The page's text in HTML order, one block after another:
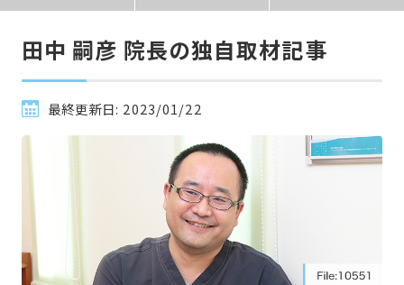
田中 嗣彦 院長の独自取材記事
最終更新日: 2023/01/22